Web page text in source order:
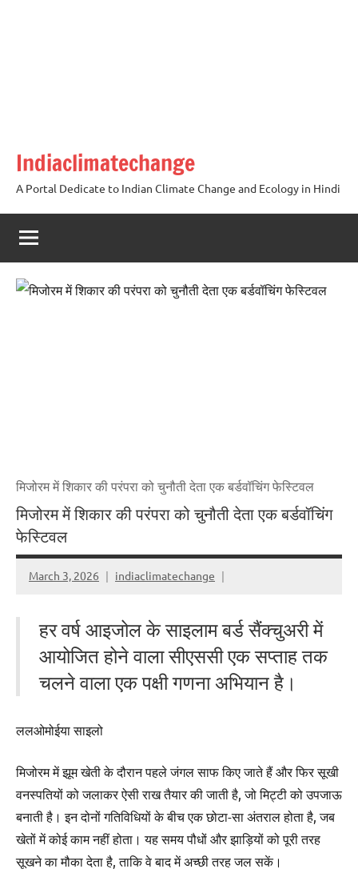
Indiaclimatechange
A Portal Dedicate to Indian Climate Change and Ecology in Hindi
मिजोरम में शिकार की परंपरा को चुनौती देता एक बर्डवॉचिंग फेस्टिवल
मिजोरम में शिकार की परंपरा को चुनौती देता एक बर्डवॉचिंग
फेस्टिवल
March 3, 2026 indiaclimatechange
हर वर्ष आइजोल के साइलाम बर्ड सैंक्चुअरी में
आयोजित होने वाला सीएससी एक सप्ताह तक
चलने वाला एक पक्षी गणना अभियान है।
ललओमोईया साइलो
मिजोरम में झूम खेती के दौरान पहले जंगल साफ किए जाते हैं और फिर सूखी
वनस्पतियों को जलाकर ऐसी राख तैयार की जाती है, जो मिट्टी को उपजाऊ
बनाती है। इन दोनों गतिविधियों के बीच एक छोटा-सा अंतराल होता है, जब
खेतों में कोई काम नहीं होता। यह समय पौधों और झाड़ियों को पूरी तरह
सूखने का मौका देता है, ताकि वे बाद में अच्छी तरह जल सकें।